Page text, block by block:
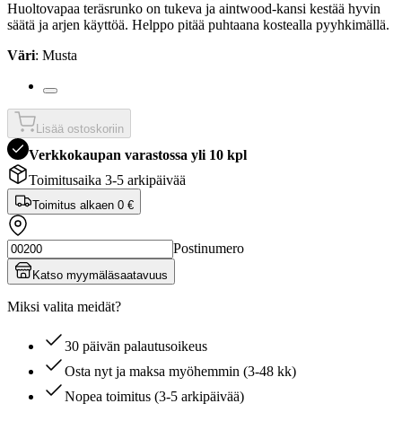
Huoltovapaa teräsrunko on tukeva ja aintwood-kansi kestää hyvin
säätä ja arjen käyttöä. Helppo pitää puhtaana kostealla pyyhkimällä.
Väri: Musta
Lisää ostoskoriin
Verkkokaupan varastossa yli 10 kpl
Toimitusaika 3-5 arkipäivää
Toimitus alkaen 0 €
Postinumero
Katso myymäläsaatavuus
Miksi valita meidät?
30 päivän palautusoikeus
Osta nyt ja maksa myöhemmin (3-48 kk)
Nopea toimitus (3-5 arkipäivää)